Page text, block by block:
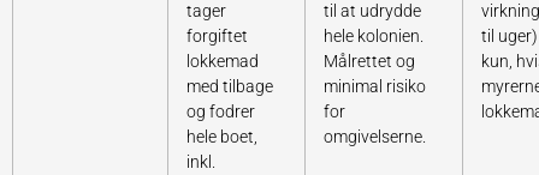
tager
forgiftet
lokkemad
med tilbage
og fodrer
hele boet,
inkl.
til at udrydde
hele kolonien.
Målrettet og
minimal risiko
for
omgivelserne.
til
kun,